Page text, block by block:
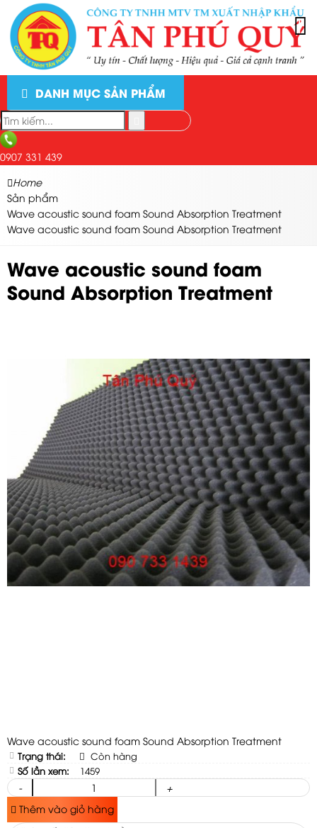
DANH MỤC SẢN PHẨM
0907 331 439
Home
Sản phẩm
Wave acoustic sound foam Sound Absorption Treatment
Wave acoustic sound foam Sound Absorption Treatment
Wave acoustic sound foam
Sound Absorption Treatment
Wave acoustic sound foam Sound Absorption Treatment
Trạng thái:
Còn hàng
Số lần xem:
1459
-
+
Thêm vào giỏ hàng